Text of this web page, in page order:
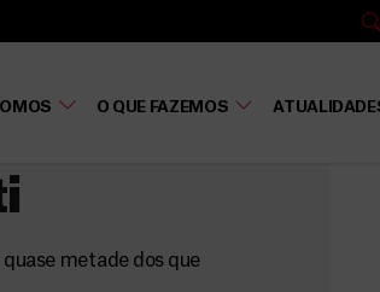
O QUE FAZEMOS
metade dos que